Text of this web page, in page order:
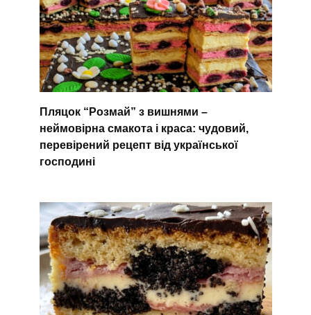
Пляцок “Розмай” з вишнями –
неймовірна смакота і краса: чудовий,
перевірений рецепт від української
господині